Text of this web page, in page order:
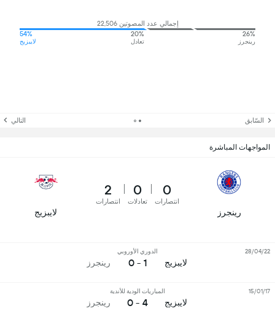
إجمالي عدد المصوتين 22,506
26%
رينجرز
20%
تعادل
54%
لايبزيج
السّابق التالي
المواجهات المباشرة
رينجرز
0
انتصارات
0
تعادلات
2
انتصارات
لايبزيج
لايبزيج
الدوري الأوروبي
1 - 0 رينجرز
28/04/22
لايبزيج
المباريات الودية للأندية
4 - 0 رينجرز
15/01/17